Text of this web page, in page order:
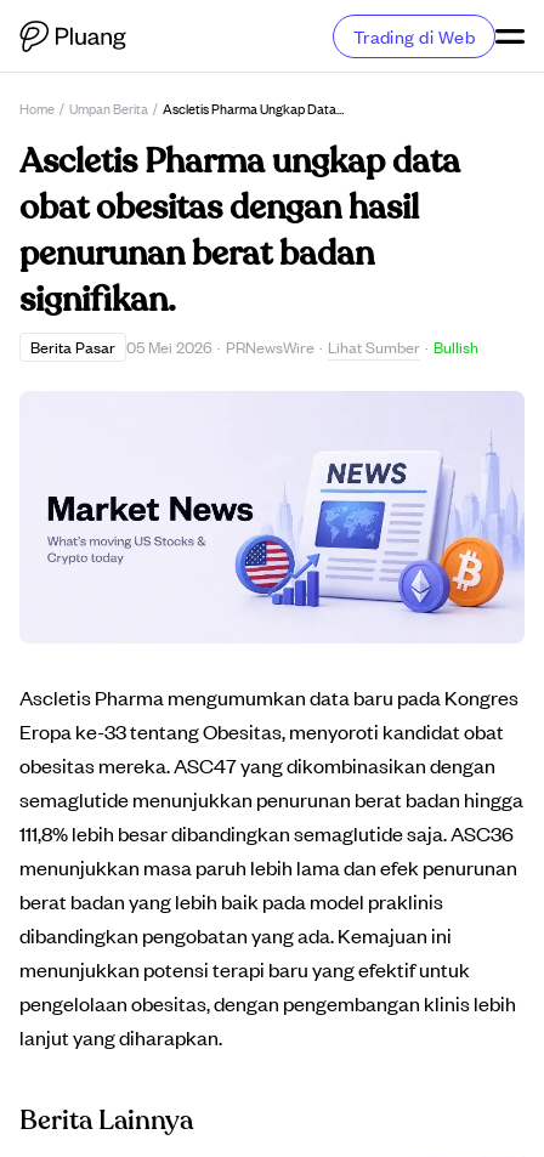
Trading di Web
Home / Umpan Berita / Ascletis Pharma Ungkap Data Obat Obesitas Dengan Hasil Penurunan Berat Badan Signifikan.
Ascletis Pharma ungkap data
obat obesitas dengan hasil
penurunan berat badan
signifikan.
Berita Pasar 05 Mei 2026 · PRNewsWire · Lihat Sumber · Bullish
Ascletis Pharma mengumumkan data baru pada Kongres
Eropa ke-33 tentang Obesitas, menyoroti kandidat obat
obesitas mereka. ASC47 yang dikombinasikan dengan
semaglutide menunjukkan penurunan berat badan hingga
111,8% lebih besar dibandingkan semaglutide saja. ASC36
menunjukkan masa paruh lebih lama dan efek penurunan
berat badan yang lebih baik pada model praklinis
dibandingkan pengobatan yang ada. Kemajuan ini
menunjukkan potensi terapi baru yang efektif untuk
pengelolaan obesitas, dengan pengembangan klinis lebih
lanjut yang diharapkan.
Berita Lainnya